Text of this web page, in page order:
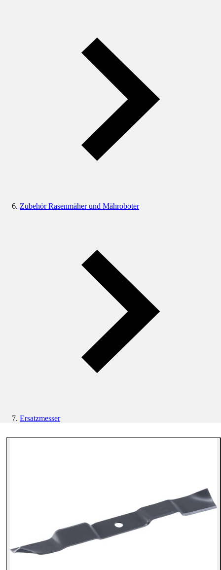
Zubehör Rasenmäher und Mähroboter
Ersatzmesser